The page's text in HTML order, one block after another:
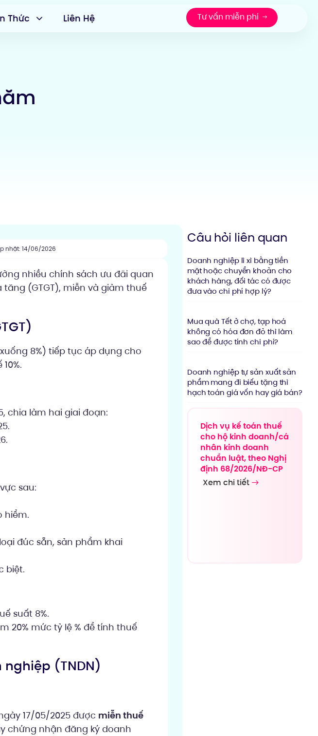
Thức Liên Hệ Tư vấn miễn phí
nhật: 14/06/2026
nhiều chính sách ưu đãi quan
(GTGT), miễn và giảm thuế
8%) tiếp tục áp dụng cho
chia làm hai giai đoạn:
sau:
hiểm.
đúc sẵn, sản phẩm khai
biệt.
suất 8%.
20% mức tỷ lệ % để tính thuế
(TNDN)
17/05/2025 được miễn thuế
chứng nhận đăng ký doanh
Câu hỏi liên quan
Doanh nghiệp lì xì bằng tiền
mặt hoặc chuyển khoản cho
khách hàng, đối tác có được
đưa vào chi phí hợp lý?
Mua quà Tết ở chợ, tạp hoá
không có hóa đơn đỏ thì làm
sao để được tính chi phí?
Doanh nghiệp tự sản xuất sản
phẩm mang đi biếu tặng thì
hạch toán giá vốn hay giá bán?
Dịch vụ kế toán thuế
cho hộ kinh doanh/cá
nhân kinh doanh
chuẩn luật, theo Nghị
định 68/2026/NĐ-CP
Xem chi tiết